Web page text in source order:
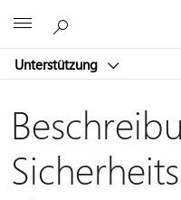
Unterstützung